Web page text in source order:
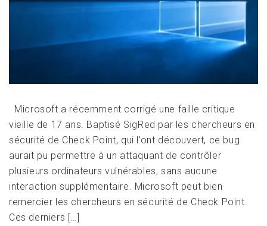
Microsoft a récemment corrigé une faille critique
vieille de 17 ans. Baptisé SigRed par les chercheurs en
sécurité de Check Point, qui l’ont découvert, ce bug
aurait pu permettre à un attaquant de contrôler
plusieurs ordinateurs vulnérables, sans aucune
interaction supplémentaire. Microsoft peut bien
remercier les chercheurs en sécurité de Check Point.
Ces derniers […]